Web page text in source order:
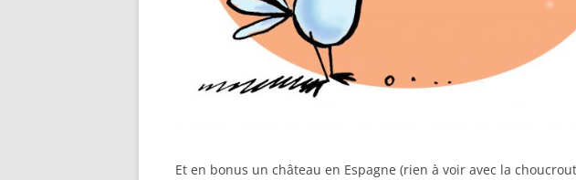
Et en bonus un château en Espagne (rien à voir avec la